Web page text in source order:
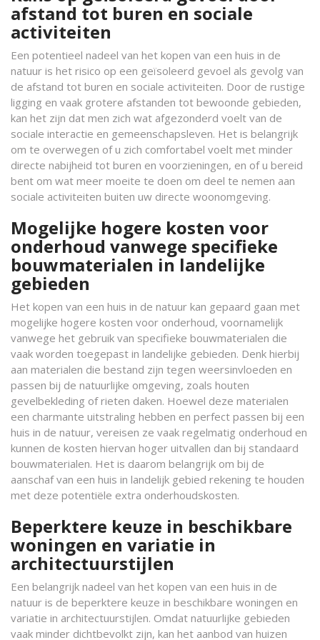
afstand tot buren en sociale
activiteiten
Een potentieel nadeel van het kopen van een huis in de
natuur is het risico op een geïsoleerd gevoel als gevolg van
de afstand tot buren en sociale activiteiten. Door de rustige
ligging en vaak grotere afstanden tot bewoonde gebieden,
kan het zijn dat men zich wat afgezonderd voelt van de
sociale interactie en gemeenschapsleven. Het is belangrijk
om te overwegen of u zich comfortabel voelt met minder
directe nabijheid tot buren en voorzieningen, en of u bereid
bent om wat meer moeite te doen om deel te nemen aan
sociale activiteiten buiten uw directe woonomgeving.
Mogelijke hogere kosten voor
onderhoud vanwege specifieke
bouwmaterialen in landelijke
gebieden
Het kopen van een huis in de natuur kan gepaard gaan met
mogelijke hogere kosten voor onderhoud, voornamelijk
vanwege het gebruik van specifieke bouwmaterialen die
vaak worden toegepast in landelijke gebieden. Denk hierbij
aan materialen die bestand zijn tegen weersinvloeden en
passen bij de natuurlijke omgeving, zoals houten
gevelbekleding of rieten daken. Hoewel deze materialen
een charmante uitstraling hebben en perfect passen bij een
huis in de natuur, vereisen ze vaak regelmatig onderhoud en
kunnen de kosten hiervan hoger uitvallen dan bij standaard
bouwmaterialen. Het is daarom belangrijk om bij de
aanschaf van een huis in landelijk gebied rekening te houden
met deze potentiële extra onderhoudskosten.
Beperktere keuze in beschikbare
woningen en variatie in
architectuurstijlen
Een belangrijk nadeel van het kopen van een huis in de
natuur is de beperktere keuze in beschikbare woningen en
variatie in architectuurstijlen. Omdat natuurlijke gebieden
vaak minder dichtbevolkt zijn, kan het aanbod van huizen